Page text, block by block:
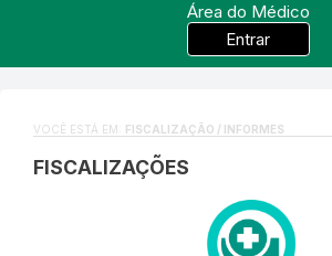
Área do Médico
Entrar
VOCÊ ESTÁ EM: FISCALIZAÇÃO / INFORMES
FISCALIZAÇÕES